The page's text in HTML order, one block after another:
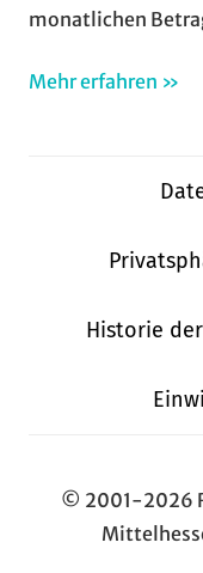
monatlichen
Mehr erfahren »
Historie
© 2001-2026